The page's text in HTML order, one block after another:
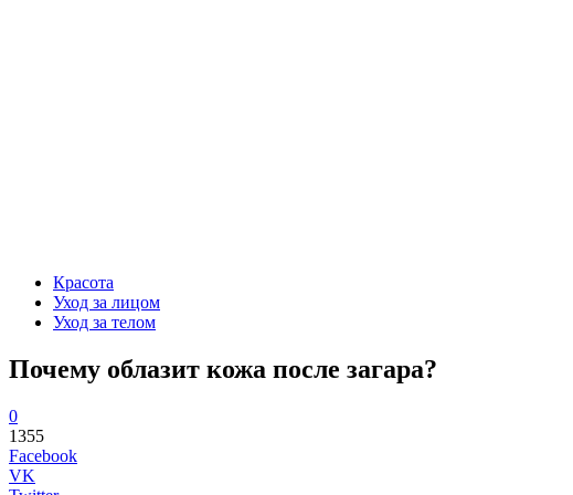
Красота
Уход за лицом
Уход за телом
Почему облазит кожа после загара?
0
1355
Facebook
VK